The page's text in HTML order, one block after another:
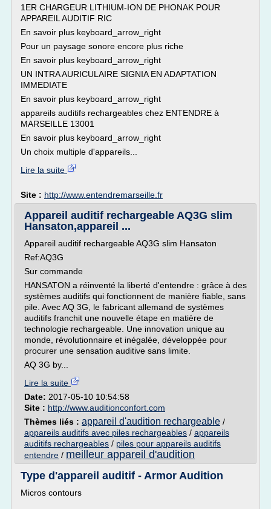
1ER CHARGEUR LITHIUM-ION DE PHONAK POUR
APPAREIL AUDITIF RIC
En savoir plus keyboard_arrow_right
Pour un paysage sonore encore plus riche
En savoir plus keyboard_arrow_right
UN INTRA AURICULAIRE SIGNIA EN ADAPTATION
IMMEDIATE
En savoir plus keyboard_arrow_right
appareils auditifs rechargeables chez ENTENDRE à
MARSEILLE 13001
En savoir plus keyboard_arrow_right
Un choix multiple d'appareils...
Lire la suite
Site : http://www.entendremarseille.fr
Appareil auditif rechargeable AQ3G slim
Hansaton,appareil ...
Appareil auditif rechargeable AQ3G slim Hansaton
Ref:AQ3G
Sur commande
HANSATON a réinventé la liberté d'entendre : grâce à des
systèmes auditifs qui fonctionnent de manière fiable, sans
pile. Avec AQ 3G, le fabricant allemand de systèmes
auditifs franchit une nouvelle étape en matière de
technologie rechargeable. Une innovation unique au
monde, révolutionnaire et inégalée, développée pour
procurer une sensation auditive sans limite.
AQ 3G by...
Lire la suite
Date: 2017-05-10 10:54:58
Site : http://www.auditionconfort.com
Thèmes liés : appareil d'audition rechargeable /
appareils auditifs avec piles rechargeables / appareils
auditifs rechargeables / piles pour appareils auditifs
entendre / meilleur appareil d'audition
Type d'appareil auditif - Armor Audition
Micros contours